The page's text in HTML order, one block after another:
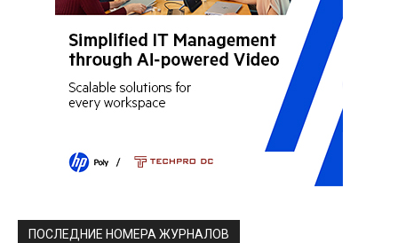
ПОСЛЕДНИЕ НОМЕРА ЖУРНАЛОВ